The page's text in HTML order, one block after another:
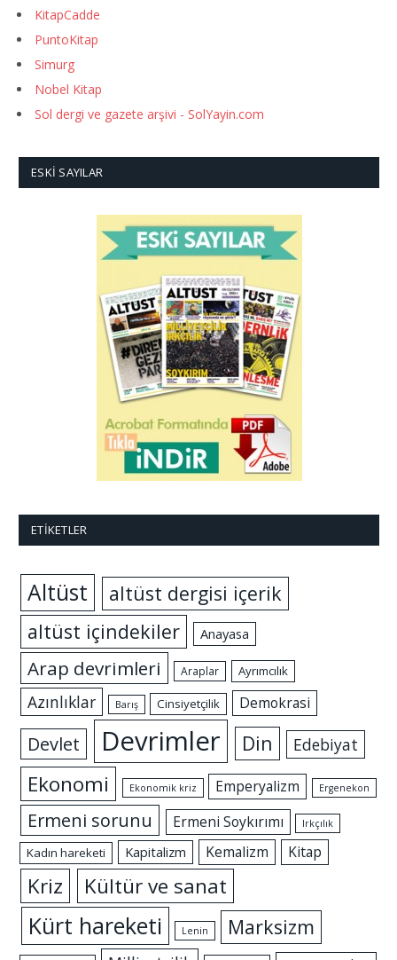
KitapCadde
PuntoKitap
Simurg
Nobel Kitap
Sol dergi ve gazete arşivi - SolYayin.com
ESKI SAYILAR
ETIKETLER
Altüst
altüst dergisi içerik
altüst içindekiler
Anayasa
Arap devrimleri Araplar Ayrımcılık
Azınlıklar Barış Cinsiyetçilik Demokrasi
Devlet Devrimler Din Edebiyat
Ekonomi Ekonomik kriz Emperyalizm Ergenekon
Ermeni sorunu Ermeni Soykırımı Irkçılık
Kadın hareketi Kapitalizm Kemalizm Kitap
Kriz Kültür ve sanat
Kürt hareketi Lenin Marksizm